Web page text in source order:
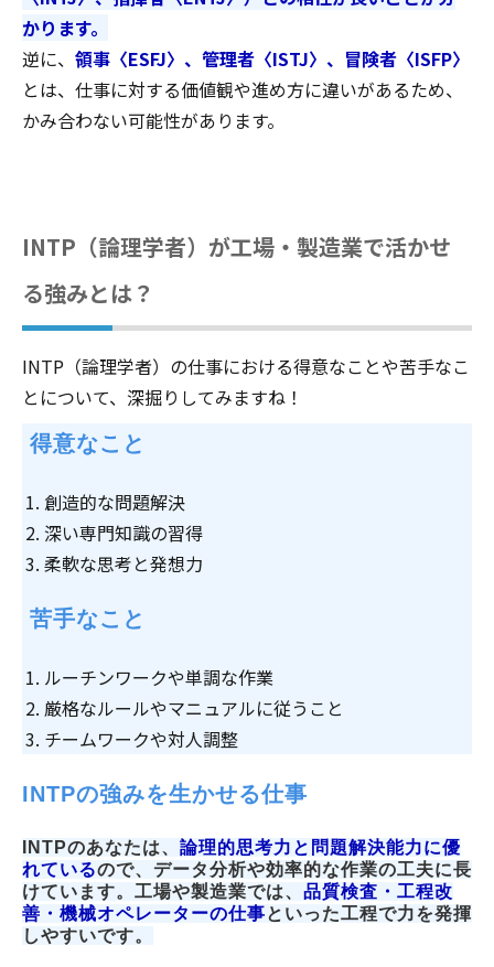
かります。
逆に、 領事〈ESFJ〉、管理者〈ISTJ〉、冒険者〈ISFP〉
とは、仕事に対する価値観や進め方に違いがあるため、
かみ合わない可能性があります。
INTP（論理学者）が工場・製造業で活かせ
る強みとは？
INTP（論理学者）の仕事における得意なことや苦手なこ
とについて、深掘りしてみますね！
得意なこと
創造的な問題解決
深い専門知識の習得
柔軟な思考と発想力
苦手なこと
ルーチンワークや単調な作業
厳格なルールやマニュアルに従うこと
チームワークや対人調整
INTPの強みを生かせる仕事
INTPのあなたは、 論理的思考力と問題解決能力に優
れているので、データ分析や効率的な作業の工夫に長
けています。工場や製造業では、 品質検査・工程改
善・機械オペレーターの仕事といった工程で力を発揮
しやすいです。